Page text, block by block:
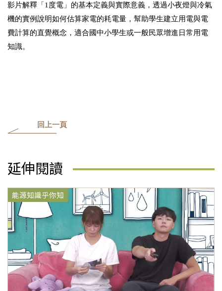
影片解釋「1度電」的基本定義與實際意義，透過小夜燈與冷氣
機的實例說明如何估算家電的耗電量，幫助學生建立用電與電
費計算的直覺概念，適合國中小學生或一般民眾增進日常用電
知識。
回上一頁
延伸閱讀
能源知識乎你知